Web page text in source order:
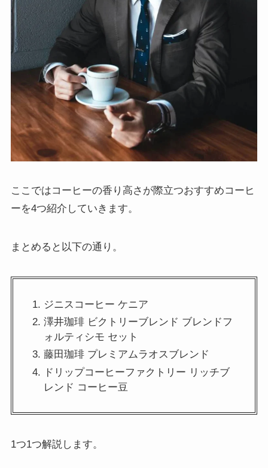
ここではコーヒーの香り高さが際立つおすすめコーヒ
ーを4つ紹介していきます。
まとめると以下の通り。
ジニスコーヒー ケニア
澤井珈琲 ビクトリーブレンド ブレンドフ
ォルティシモ セット
藤田珈琲 プレミアムラオスブレンド
ドリップコーヒーファクトリー リッチブ
レンド コーヒー豆
1つ1つ解説します。